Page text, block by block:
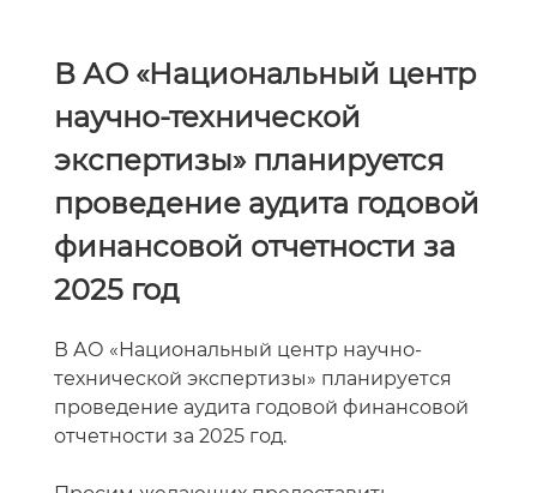
В АО «Национальный центр
научно-технической
экспертизы» планируется
проведение аудита годовой
финансовой отчетности за
2025 год
В АО «Национальный центр научно-
технической экспертизы» планируется
проведение аудита годовой финансовой
отчетности за 2025 год.